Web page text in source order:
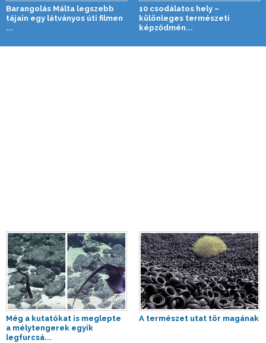
Barangolás Málta legszebb
tájain egy látványos úti filmen
...
10 csodálatos hely –
különleges természeti
képződmén...
Még a kutatókat is meglepte
a mélytengerek egyik
legfurcsá...
A természet utat tör magának